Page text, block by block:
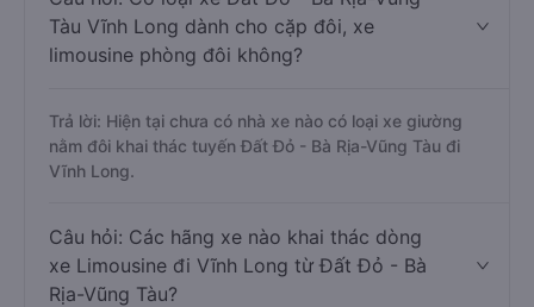
Tàu Vĩnh Long dành cho cặp đôi, xe
limousine phòng đôi không?
Trả lời: Hiện tại chưa có nhà xe nào có loại xe giường
nằm đôi khai thác tuyến Đất Đỏ - Bà Rịa-Vũng Tàu đi
Vĩnh Long.
Câu hỏi: Các hãng xe nào khai thác dòng
xe Limousine đi Vĩnh Long từ Đất Đỏ - Bà
Rịa-Vũng Tàu?